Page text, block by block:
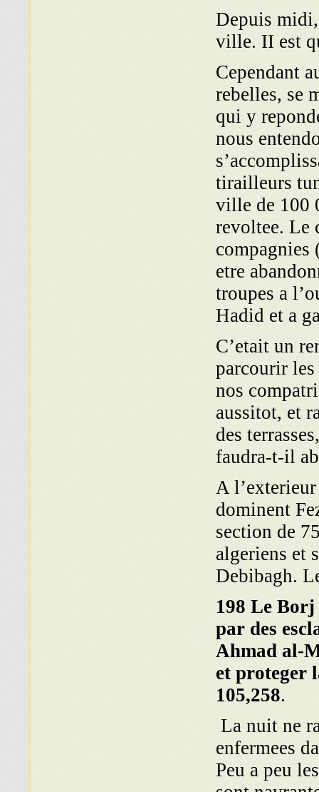
Depuis midi,
ville. II est
Cependant
rebelles, se
qui y
nous
tirailleurs
ville de 100
revoltee. Le
compagnies
etre
troupes a
Hadid et a
C’etait un
parcourir
nos
aussitot, et
des
faudra-t-il
A
dominent
section de
algeriens et
Debibagh.
198 Le
par des
Ahmad al-
et proteger
105,258.
La nuit ne
enfermees
Peu a peu